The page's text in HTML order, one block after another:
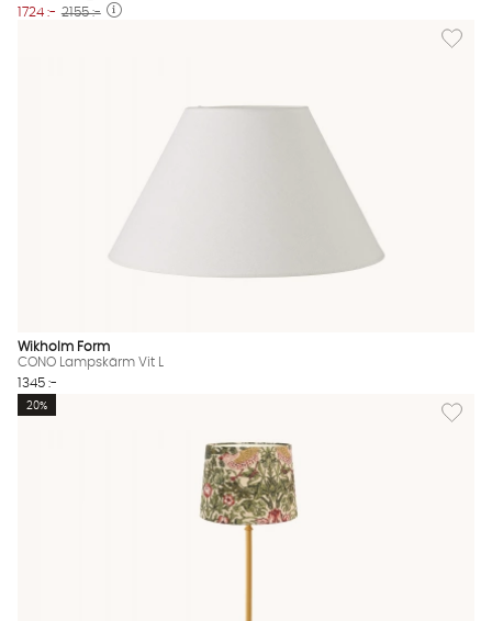
1724 :- 2155 :-
Lägg
Wikholm Form
CONO Lampskärm Vit L
1345 :-
Lägg
20%